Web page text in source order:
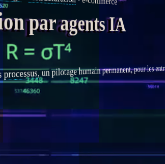
agents IA
processus, unpilotagehumain permanent, pour les